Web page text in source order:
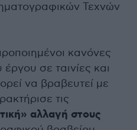
Τεχνών
κανόνες
σε ταινίες και
να βραβευτεί με
τις
αλλαγή στους